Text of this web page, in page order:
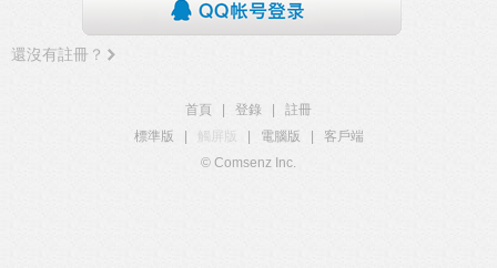
還沒有註冊？
首頁 登錄
註冊
標準版
觸屏版 電腦版
客戶端
© Comsenz Inc.